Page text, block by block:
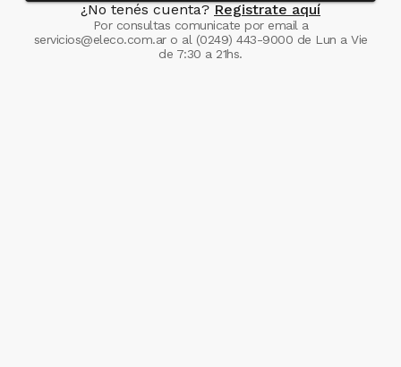
¿No tenés cuenta? Registrate aquí
Por consultas comunicate por email a
servicios@eleco.com.aro al (0249) 443-9000 de Lun a Vie
de 7:30 a 21hs.